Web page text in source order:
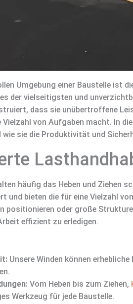
Umgebung einer Baustelle ist
der vielseitigsten und
dass sie unübertroffene
von Aufgaben macht. In
wie sie die Produktivität und
häufig das Heben und Ziehen
und bieten die für eine Vielzahl
positionieren oder große
effizient zu erledigen.
Unsere Winden können
Vom Heben bis zum Ziehen,
Werkzeug für jede Baustelle.